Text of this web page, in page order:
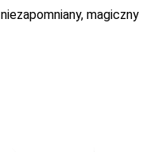
magiczny